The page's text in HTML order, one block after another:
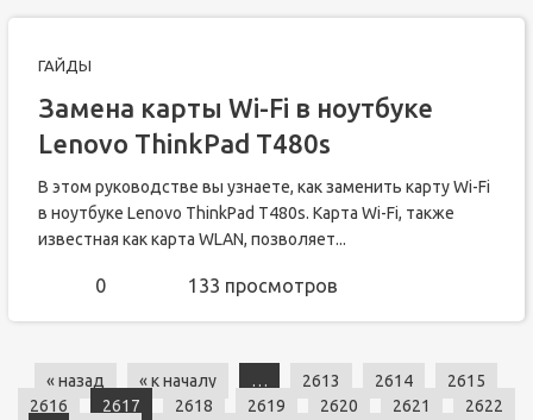
ГАЙДЫ
Замена карты Wi-Fi в ноутбуке
Lenovo ThinkPad T480s
В этом руководстве вы узнаете, как заменить карту Wi-Fi
в ноутбуке Lenovo ThinkPad T480s. Карта Wi-Fi, также
известная как карта WLAN, позволяет...
0 133 просмотров
« назад « к началу … 2613 2614
2615
2616
2617 2618 2619 2620 2621
2622